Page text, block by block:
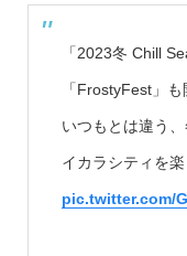
「2023冬 Chill
「FrostyFest」も
いつもとは違う
イカラシティを楽
pic.twitter.com/